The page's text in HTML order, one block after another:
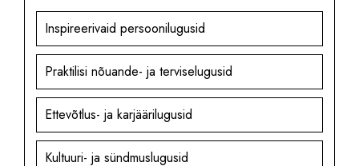
Inspireerivaid persoonilugusid
Praktilisi nõuande- ja terviselugusid
Ettevõtlus- ja karjäärilugusid
Kultuuri- ja sündmuslugusid